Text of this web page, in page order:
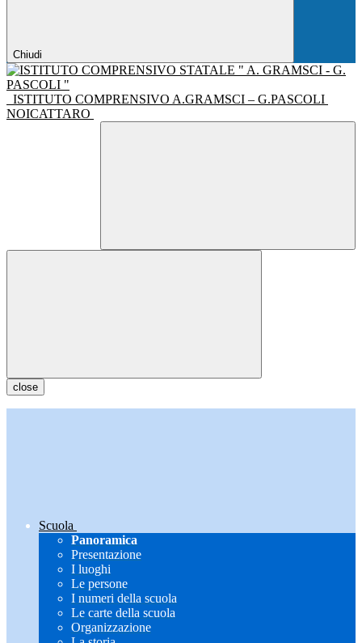
Chiudi
ISTITUTO COMPRENSIVO A.GRAMSCI – G.PASCOLI
NOICATTARO
close
Scuola
Panoramica
Presentazione
I luoghi
Le persone
I numeri della scuola
Le carte della scuola
Organizzazione